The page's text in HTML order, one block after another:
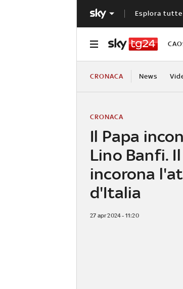
Esplora
CRONACA News
Il Papa
Lino Banfi.
incorona
d'Italia
CRONACA
27 apr 2024 - 11:20